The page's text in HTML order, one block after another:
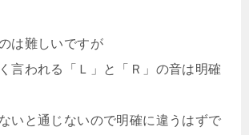
は難しいですが
言われる「Ｌ」と「Ｒ」の音は明確
いと通じないので明確に違うはずで